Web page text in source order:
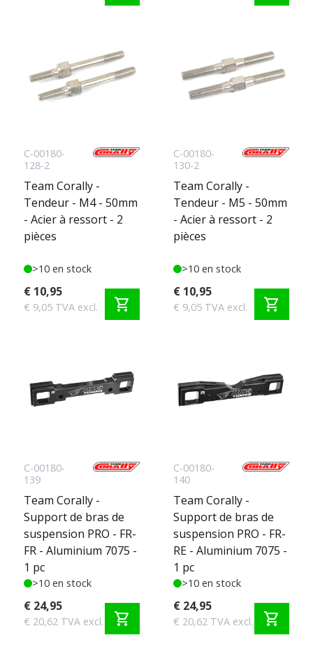
C-00180-
128-2
Team Corally -
Tendeur - M4 - 50mm
- Acier à ressort - 2
pièces
>10 en stock
€ 10,95
€ 9,05 TVA excl. shopping_cart
C-00180-
130-2
Team Corally -
Tendeur - M5 - 50mm
- Acier à ressort - 2
pièces
>10 en stock
€ 10,95
€ 9,05 TVA excl. shopping_cart
C-00180-
139
Team Corally -
Support de bras de
suspension PRO - FR-
FR - Aluminium 7075 -
1 pc
>10 en stock
€ 24,95
€ 20,62 TVA excl. shopping_cart
C-00180-
140
Team Corally -
Support de bras de
suspension PRO - FR-
RE - Aluminium 7075 -
1 pc
>10 en stock
€ 24,95
€ 20,62 TVA excl. shopping_cart